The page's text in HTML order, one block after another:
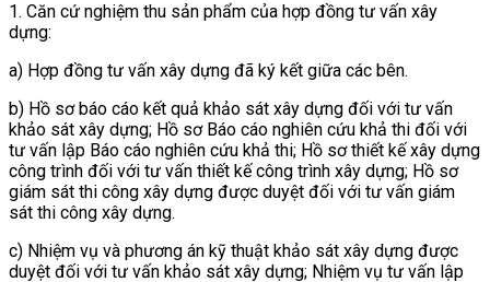
1. Căn cứ nghiệm thu sản phẩm của hợp đồng tư vấn xây
dựng:
a) Hợp đồng tư vấn xây dựng đã ký kết giữa các bên.
b) Hồ sơ báo cáo kết quả khảo sát xây dựng đối với tư vấn
khảo sát xây dựng; Hồ sơ Báo cáo nghiên cứu khả thi đối với
tư vấn lập Báo cáo nghiên cứu khả thi; Hồ sơ thiết kế xây dựng
công trình đối với tư vấn thiết kế công trình xây dựng; Hồ sơ
giám sát thi công xây dựng được duyệt đối với tư vấn giám
sát thi công xây dựng.
c) Nhiệm vụ và phương án kỹ thuật khảo sát xây dựng được
duyệt đối với tư vấn khảo sát xây dựng; Nhiệm vụ tư vấn lập